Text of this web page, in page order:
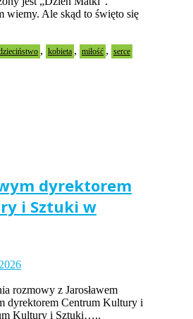
wiemy. Ale skąd to święto się
, kobieta , miłość , serce
dyrektorem
i Sztuki w
rozmowy z Jarosławem
dyrektorem Centrum Kultury i
Kultury i Sztuki…..